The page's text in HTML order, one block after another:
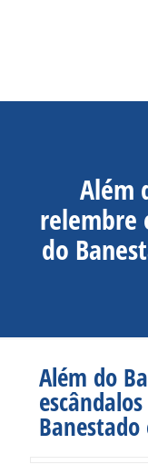
Além
relembre
do
Além do